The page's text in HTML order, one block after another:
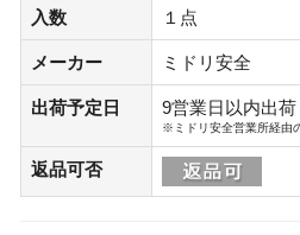
入数 １点
メーカー ミドリ安全
出荷予定日 9営業日以内出荷
※ミドリ安全営業所経由
返品可否